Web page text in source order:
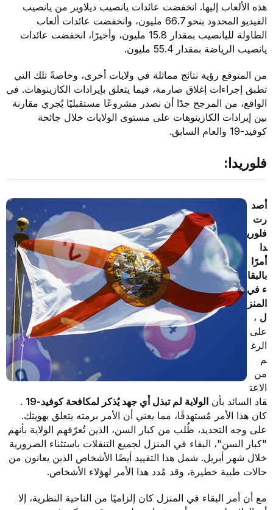
هذه الألعاب إليها. انخفضت عائدات يانصيب ديلاوير من يانصيب
الفيديو المحدود بنحو 66.7 مليون، وانخفضت عائدات ألعاب
الطاولة لليانصيب بمقدار 15.8 مليون، وأخيرًا، انخفضت عائدات
يانصيب الرياضة بمقدار 55.4 مليون.
من المتوقع رؤية نتائج مماثلة في ولايات أخرى، وخاصةً تلك التي
تطبق إجراءات إغلاق صارمة، فيما يتعلق بإيرادات الكازينوهات. في
الواقع، من المرجح جدًا أن نصدر مشروعًا مستقبليًا يُجري مقارنة
بين إيرادات الكازينوهات على مستوى الولايات خلال جائحة
كوفيد-19 والعام السابق.
فلوريدا:
أصد
رت
فلوري
دا
أمرًا
بالبقا
ء في
المنز
ل،
على
الرغ
م
من
الاعت
قاد السائد بأنالولاية لم تبذل أي جهد يُذكر لمكافحة كوفيد-19
.
كان هذا الأمر مُستهدفًا، مما يعني أن الأمر برمته يتعلق بهويتك.
على وجه التحديد، طُلب من كبار السن، الذين تُعرّفهم الولاية بأنهم
"كبار السن"، البقاء في المنزل لجميع التنقلات باستثناء الضرورية
خلال شهر أبريل. شمل هذا التقييد أيضًا الأشخاص الذين يعانون من
حالات طبية خطيرة، وقد مُدد هذا الأمر لهؤلاء الأشخاص.
مع أن أمر البقاء في المنزل كان إلزاميًا من الناحية النظرية، إلا